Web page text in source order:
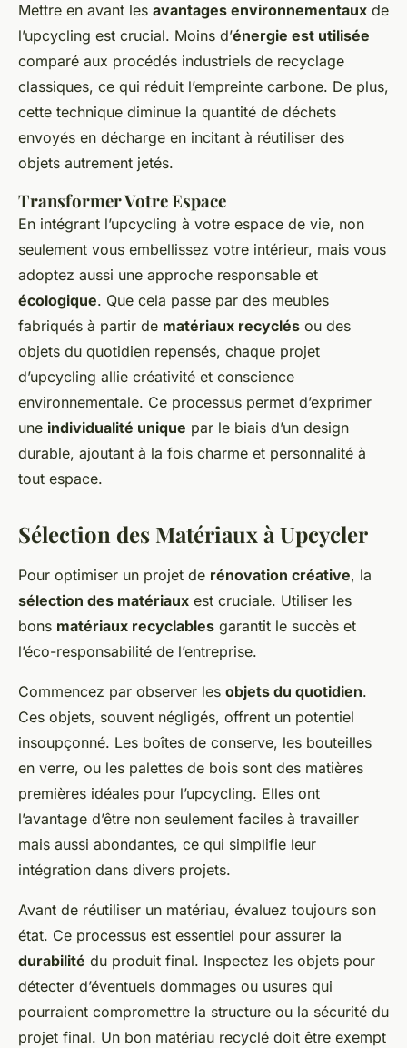
Mettre en avant les avantages environnementaux de
l’upcycling est crucial. Moins d’énergie est utilisée
comparé aux procédés industriels de recyclage
classiques, ce qui réduit l’empreinte carbone. De plus,
cette technique diminue la quantité de déchets
envoyés en décharge en incitant à réutiliser des
objets autrement jetés.
Transformer Votre Espace
En intégrant l’upcycling à votre espace de vie, non
seulement vous embellissez votre intérieur, mais vous
adoptez aussi une approche responsable et
écologique. Que cela passe par des meubles
fabriqués à partir de matériaux recyclés ou des
objets du quotidien repensés, chaque projet
d’upcycling allie créativité et conscience
environnementale. Ce processus permet d’exprimer
une individualité unique par le biais d’un design
durable, ajoutant à la fois charme et personnalité à
tout espace.
Sélection des Matériaux à Upcycler
Pour optimiser un projet de rénovation créative, la
sélection des matériaux est cruciale. Utiliser les
bons matériaux recyclables garantit le succès et
l’éco-responsabilité de l’entreprise.
Commencez par observer les objets du quotidien.
Ces objets, souvent négligés, offrent un potentiel
insoupçonné. Les boîtes de conserve, les bouteilles
en verre, ou les palettes de bois sont des matières
premières idéales pour l’upcycling. Elles ont
l’avantage d’être non seulement faciles à travailler
mais aussi abondantes, ce qui simplifie leur
intégration dans divers projets.
Avant de réutiliser un matériau, évaluez toujours son
état. Ce processus est essentiel pour assurer la
durabilité du produit final. Inspectez les objets pour
détecter d’éventuels dommages ou usures qui
pourraient compromettre la structure ou la sécurité du
projet final. Un bon matériau recyclé doit être exempt